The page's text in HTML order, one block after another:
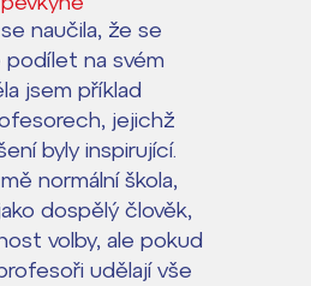
naučila, že se
podílet na svém
jsem příklad
jejichž
byly inspirující.
normální škola,
dospělý člověk,
volby, ale pokud
udělají vše
ČAG
Gymnázia